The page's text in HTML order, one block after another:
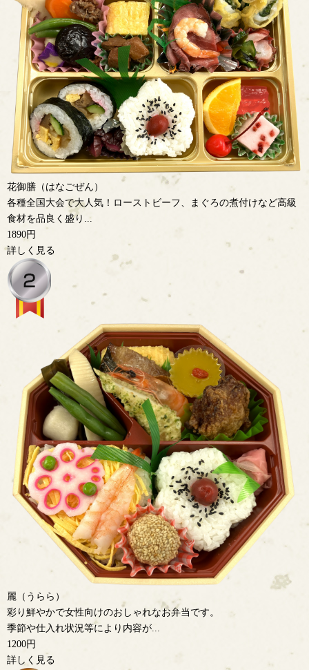
花御膳（はなごぜん）
各種全国大会で大人気！ローストビーフ、まぐろの煮付けなど高級
食材を品良く盛り...
1890円
詳しく見る
麗（うらら）
彩り鮮やかで女性向けのおしゃれなお弁当です。
季節や仕入れ状況等により内容が...
1200円
詳しく見る